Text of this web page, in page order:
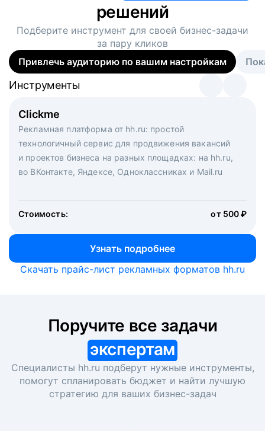
решений
Подберите инструмент для своей бизнес-задачи
за пару кликов
Привлечь аудиторию по вашим настройкам
Clickme
Рекламная платформа от hh.ru: простой
технологичный сервис для продвижения вакансий
и проектов бизнеса на разных площадках: на hh.ru,
во ВКонтакте, Яндексе, Одноклассниках и Mail.ru
Стоимость: от 500 ₽
Узнать подробнее
Инструменты
Вакансия дня
Рекламный формат для вакансий на главной странице
hh.ru. Увеличивает количество откликов
Инструменты
Массовый подбор под ключ. Решите, сколько
кандидатов и когда вам нужно, и за дело возьмутся
маркетологи, рекрутеры и проектные менеджеры
hh.ru с целым набором digital-инструментов
Инструменты
Скачать прайс-лист рекламных форматов hh.ru
экспертам
Специалисты hh.ru подберут нужные инструменты,
помогут спланировать бюджет и найти лучшую
стратегию для ваших бизнес-задач